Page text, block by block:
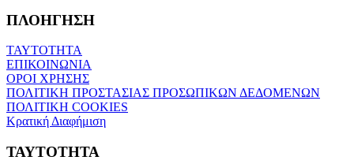
ΠΛΟΗΓΗΣΗ
ΤΑΥΤΟΤΗΤΑ
ΕΠΙΚΟΙΝΩΝΙΑ
ΟΡΟΙ ΧΡΗΣΗΣ
ΠΟΛΙΤΙΚΗ ΠΡΟΣΤΑΣΙΑΣ ΠΡΟΣΩΠΙΚΩΝ ΔΕΔΟΜΕΝΩΝ
ΠΟΛΙΤΙΚΗ COOKIES
Κρατική Διαφήμιση
ΤΑΥΤΟΤΗΤΑ